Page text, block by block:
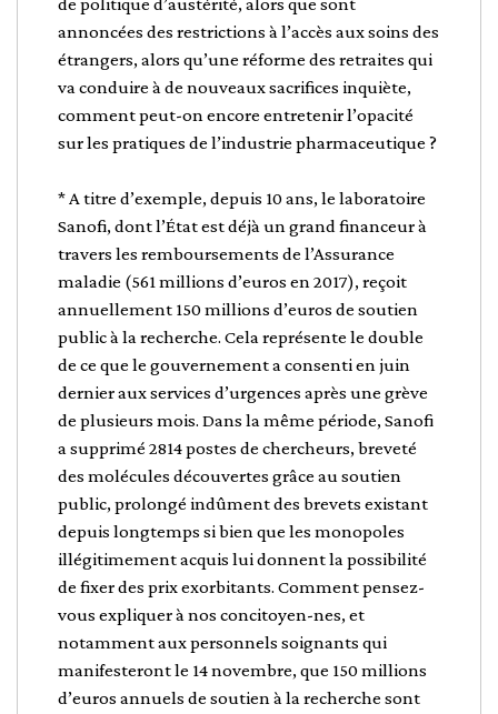
annoncées des restrictions à l’accès aux soins des
étrangers, alors qu’une réforme des retraites qui
va conduire à de nouveaux sacrifices inquiète,
comment peut-on encore entretenir l’opacité
sur les pratiques de l’industrie pharmaceutique ?
* A titre d’exemple, depuis 10 ans, le laboratoire
Sanofi, dont l’État est déjà un grand financeur à
travers les remboursements de l’Assurance
maladie (561 millions d’euros en 2017), reçoit
annuellement 150 millions d’euros de soutien
public à la recherche. Cela représente le double
de ce que le gouvernement a consenti en juin
dernier aux services d’urgences après une grève
de plusieurs mois. Dans la même période, Sanofi
a supprimé 2814 postes de chercheurs, breveté
des molécules découvertes grâce au soutien
public, prolongé indûment des brevets existant
depuis longtemps si bien que les monopoles
illégitimement acquis lui donnent la possibilité
de fixer des prix exorbitants. Comment pensez-
vous expliquer à nos concitoyen-nes, et
notamment aux personnels soignants qui
manifesteront le 14 novembre, que 150 millions
d’euros annuels de soutien à la recherche sont